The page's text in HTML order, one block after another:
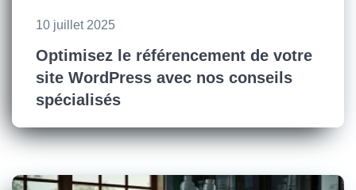
10 juillet 2025
Optimisez le référencement de votre
site WordPress avec nos conseils
spécialisés